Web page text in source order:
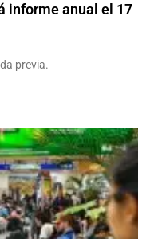
informe anual el 17
previa.